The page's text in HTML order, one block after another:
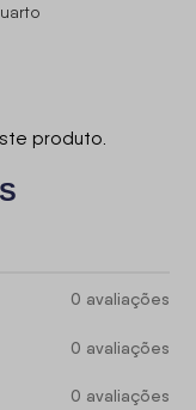
produto.
0 avaliações
0 avaliações
0 avaliações